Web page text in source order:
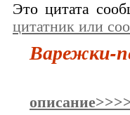
Это цитата
цитатник или
Варежки-